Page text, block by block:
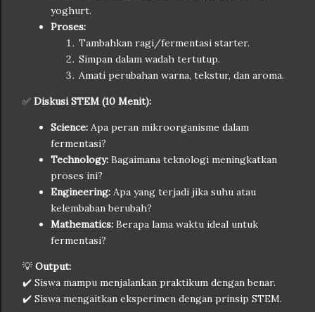
yoghurt.
Proses:
Tambahkan ragi/fermentasi starter.
Simpan dalam wadah tertutup.
Amati perubahan warna, tekstur, dan aroma.
✅ Diskusi STEM (10 Menit):
Science: Apa peran mikroorganisme dalam
fermentasi?
Technology: Bagaimana teknologi meningkatkan
proses ini?
Engineering: Apa yang terjadi jika suhu atau
kelembaban berubah?
Mathematics: Berapa lama waktu ideal untuk
fermentasi?
💡 Output:
✔️ Siswa mampu menjalankan praktikum dengan benar.
✔️ Siswa mengaitkan eksperimen dengan prinsip STEM.